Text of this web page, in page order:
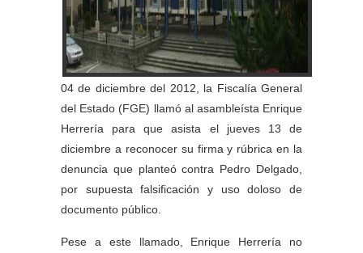
04 de diciembre del 2012, la Fiscalía General
del Estado (FGE) llamó al asambleísta Enrique
Herrería para que asista el jueves 13 de
diciembre a reconocer su firma y rúbrica en la
denuncia que planteó contra Pedro Delgado,
por supuesta falsificación y uso doloso de
documento público.
Pese a este llamado, Enrique Herrería no